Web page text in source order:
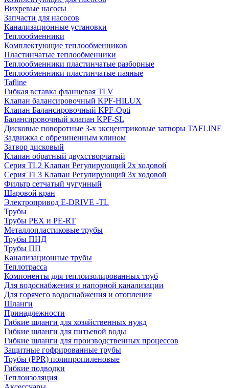
Вихревые насосы
Запчасти для насосов
Канализационные установки
Теплообменники
Комплектующие теплообменников
Пластинчатые теплообменники
Теплообменники пластинчатые разборные
Теплообменники пластинчатые паяные
Tafline
Гибкая вставка фланцевая TLV
Клапан балансировочный KPF-HILUX
Клапан Балансировочный KPF-Opti
Балансировочный клапан KPF-SL
Дисковые поворотные 3-х эксцентриковые затворы TAFLINE
Задвижка с обрезиненным клином
Затвор дисковый
Клапан обратный двухстворчатый
Серия TL2 Клапан Регулирующий 2х ходовой
Серия TL3 Клапан Регулирующий 3х ходовой
Фильтр сетчатый чугунный
Шаровой кран
Электропривод E-DRIVE -TL
Трубы
Трубы PEX и PE-RT
Металлопластиковые трубы
Трубы ПНД
Трубы ПП
Канализационные трубы
Теплотрасса
Компоненты для теплоизолированных труб
Для водоснабжения и напорной канализации
Для горячего водоснабжения и отопления
Шланги
Принадлежности
Гибкие шланги для хозяйственных нужд
Гибкие шланги для питьевой воды
Гибкие шланги для производственных процессов
Защитные гофрированные трубы
Трубы (РРR) полипропиленовые
Гибкие подводки
Теплоизоляция